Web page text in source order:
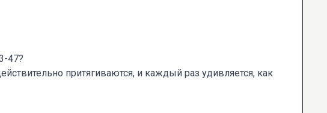
47?
притягиваются, и каждый раз удивляется, как